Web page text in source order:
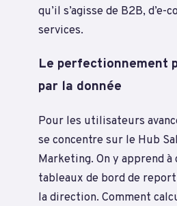
qu’il s’agisse de B2B, d’e-
services.
Le perfectionnement
par la donnée
Pour les utilisateurs
se concentre sur le Hub
Marketing. On y apprend
tableaux de bord de
la direction. Comment